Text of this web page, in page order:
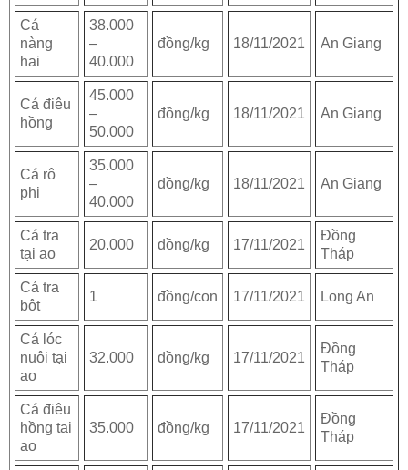
Cá
nàng
hai
38.000
–
40.000
đồng/kg 18/11/2021 An Giang
Cá điêu
hồng
45.000
–
50.000
đồng/kg 18/11/2021 An Giang
Cá rô
phi
35.000
–
40.000
đồng/kg 18/11/2021 An Giang
Cá tra
tại ao
20.000 đồng/kg 17/11/2021
Đồng
Tháp
Cá tra
bột
1 đồng/con 17/11/2021 Long An
Cá lóc
nuôi tại
ao
32.000 đồng/kg 17/11/2021
Đồng
Tháp
Cá điêu
hồng tại
ao
35.000 đồng/kg 17/11/2021
Đồng
Tháp